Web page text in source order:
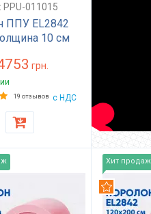
PPU-011015
ППУ EL2842
10 см
жесткий
топпера,
грн.
19 отзывов с НДС
Хит продаж